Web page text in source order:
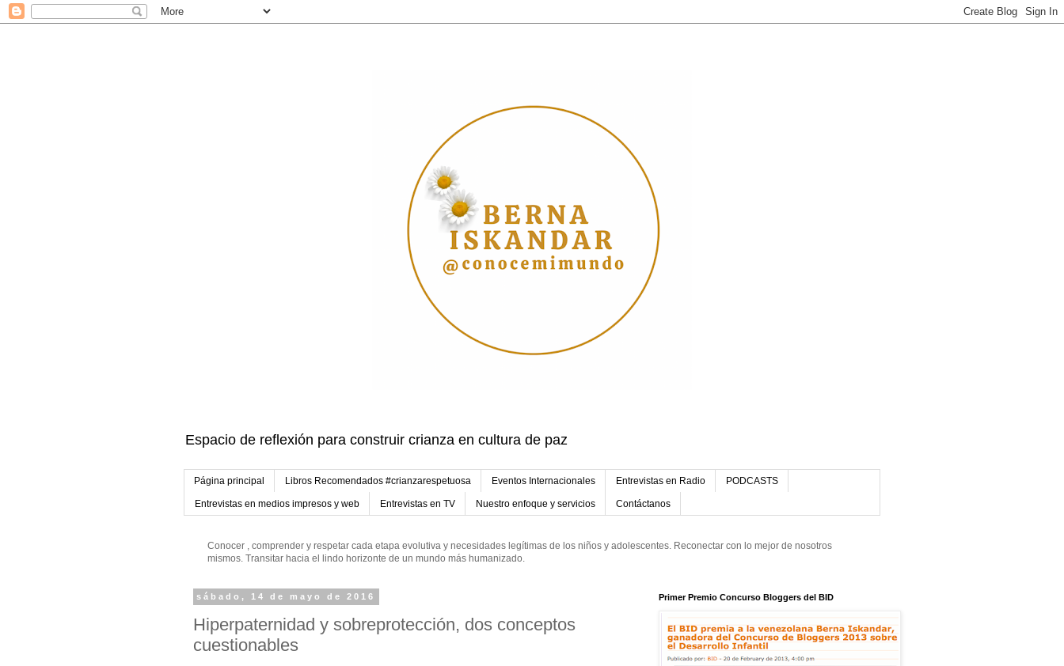
Espacio de reflexión para construir crianza en cultura de paz
Página principal Libros Recomendados #crianzarespetuosa Eventos Internacionales Entrevistas en Radio PODCASTS
Entrevistas en medios impresos y web Entrevistas en TV Nuestro enfoque y servicios Contáctanos
Conocer , comprender y respetar cada etapa evolutiva y necesidades legítimas de los niños y adolescentes. Reconectar con lo mejor de nosotros
mismos. Transitar hacia el lindo horizonte de un mundo más humanizado.
sábado, 14 de mayo de 2016
Hiperpaternidad y sobreprotección, dos conceptos
cuestionables
Primer Premio Concurso Bloggers del BID